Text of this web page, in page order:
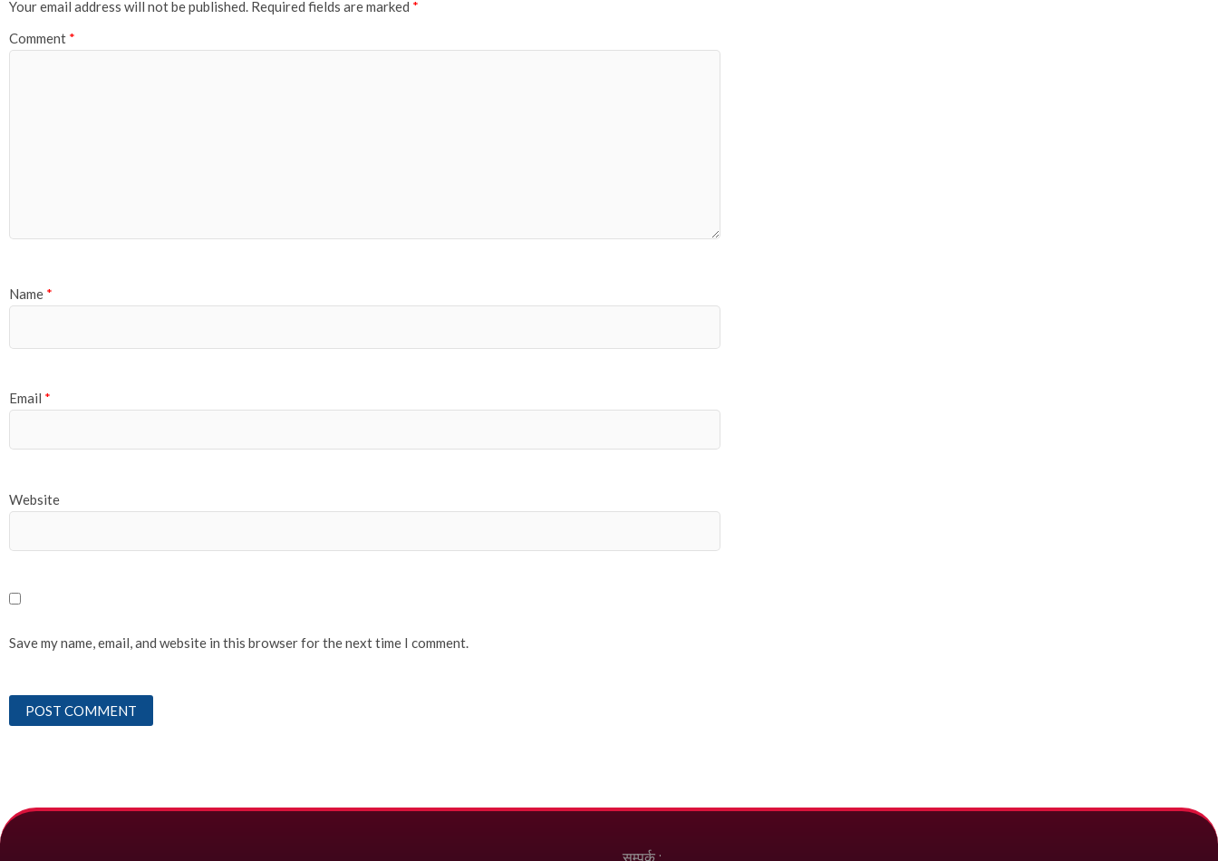
Your email address will not be published. Required fields are marked *
Comment *
Name *
Email *
Website
Save my name, email, and website in this browser for the next time I comment.